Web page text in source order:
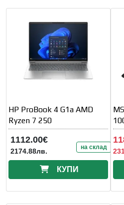
HP ProBook 4 G1a AMD
Ryzen 7 250
1112.00€
2174.88лв. на склад
КУПИ